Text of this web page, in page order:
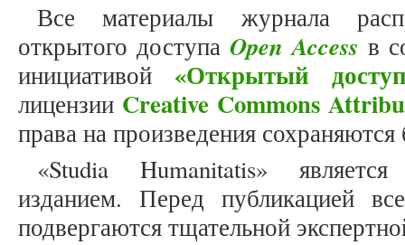
Все материалы журнала
открытого доступаOpen Access в
инициативой «Открытый
лицензии Creative Commons
права на произведения
«Studia Humanitatis»
изданием. Перед публикацией
подвергаются тщательной